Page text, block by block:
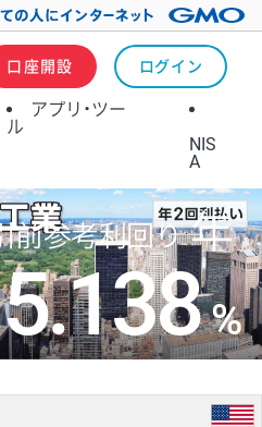
口座開設 ログイン
アプリ・ツー
ル
NIS
A
前参考利回り 年
5.138 %